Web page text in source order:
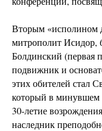
Вторым «исполином
митрополит Исидор,
Болдинский
подвижник и
этих обителей стал
который в минувшем
30-летие
наследник